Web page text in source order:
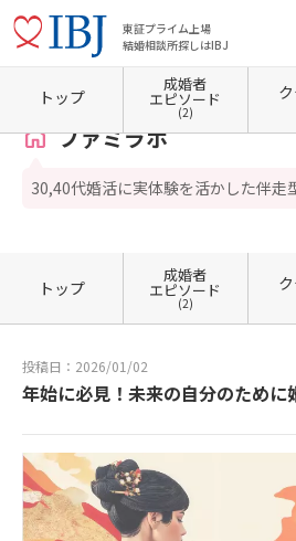
東証プライム上場
結婚相談所探しはIBJ
ホーム 山口県の結婚相談所 山口県光市 ファミ
ファミラボ
30,40代婚活に実体験を活かした伴走
トップ
成婚者
エピソード
(2)
トップ
成婚者
エピソード
(2)
投稿日：2026/01/02
年始に必見！未来の自分のために